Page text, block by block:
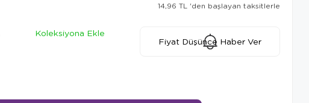
14,96 TL 'den başlayan taksitlerle
Koleksiyona Ekle
Fiyat Düşünce Haber Ver